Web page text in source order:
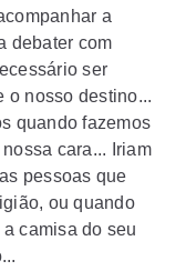
a
debater com
ser
o nosso destino...
quando fazemos
cara... Iriam
pessoas que
ou quando
camisa do seu